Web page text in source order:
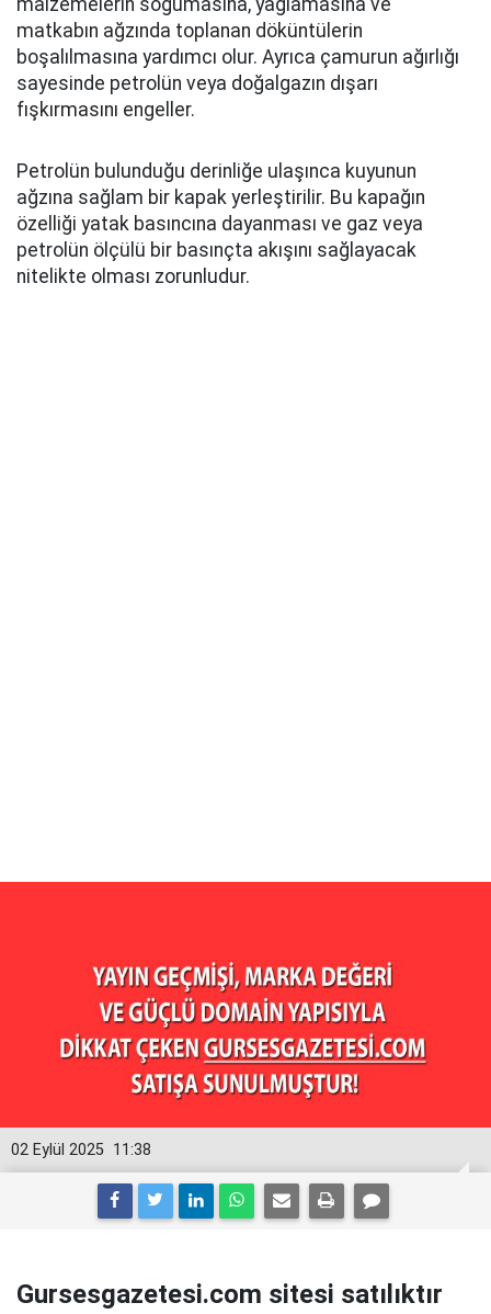
malzemelerin soğumasına, yağlamasına ve
matkabın ağzında toplanan döküntülerin
boşalılmasına yardımcı olur. Ayrıca çamurun ağırlığı
sayesinde petrolün veya doğalgazın dışarı
fışkırmasını engeller.
Petrolün bulunduğu derinliğe ulaşınca kuyunun
ağzına sağlam bir kapak yerleştirilir. Bu kapağın
özelliği yatak basıncına dayanması ve gaz veya
petrolün ölçülü bir basınçta akışını sağlayacak
nitelikte olması zorunludur.
11:38
02 Eylül 2025
Gursesgazetesi.com sitesi satılıktır